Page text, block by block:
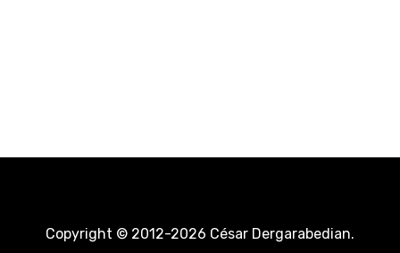
Copyright © 2012-2026 César Dergarabedian.